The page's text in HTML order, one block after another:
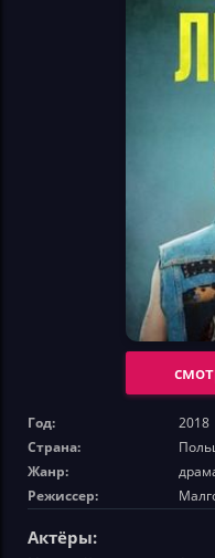
Год:
2018
Страна:
Жанр:
Режиссер:
Актёры: